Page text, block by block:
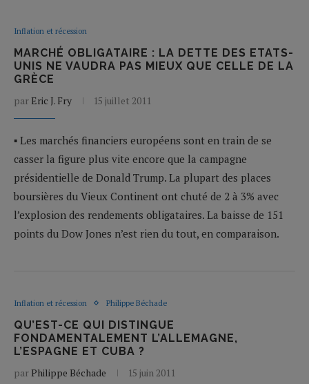
Inflation et récession
MARCHÉ OBLIGATAIRE : LA DETTE DES ETATS-
UNIS NE VAUDRA PAS MIEUX QUE CELLE DE LA
GRÈCE
par Eric J. Fry 15 juillet 2011
▪ Les marchés financiers européens sont en train de se
casser la figure plus vite encore que la campagne
présidentielle de Donald Trump. La plupart des places
boursières du Vieux Continent ont chuté de 2 à 3% avec
l’explosion des rendements obligataires. La baisse de 151
points du Dow Jones n’est rien du tout, en comparaison.
Inflation et récession Philippe Béchade
QU’EST-CE QUI DISTINGUE
FONDAMENTALEMENT L’ALLEMAGNE,
L’ESPAGNE ET CUBA ?
par Philippe Béchade 15 juin 2011